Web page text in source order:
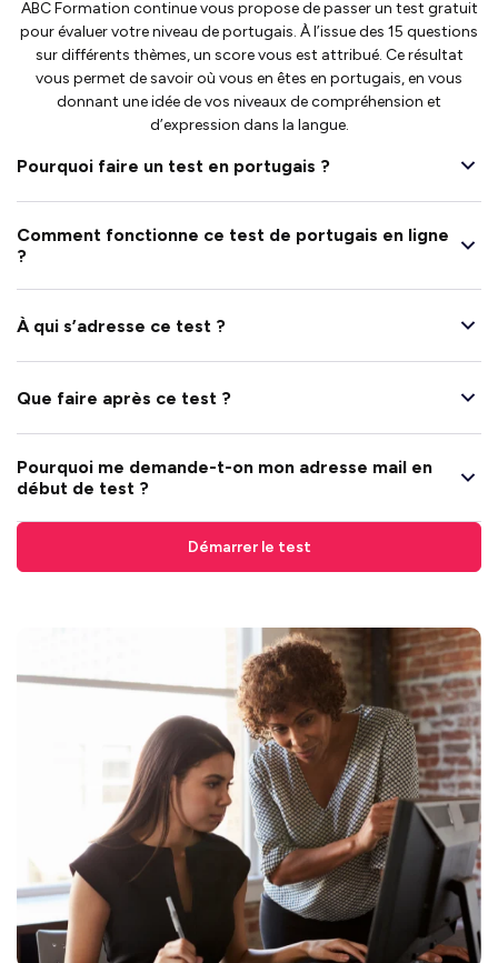
ABC Formation continue vous propose de passer un test gratuit
pour évaluer votre niveau de portugais. À l’issue des 15 questions
sur différents thèmes, un score vous est attribué. Ce résultat
vous permet de savoir où vous en êtes en portugais, en vous
donnant une idée de vos niveaux de compréhension et
d’expression dans la langue.
Pourquoi faire un test en portugais ?
Comment fonctionne ce test de portugais en ligne
?
À qui s’adresse ce test ?
Que faire après ce test ?
Pourquoi me demande-t-on mon adresse mail en
début de test ?
Démarrer le test